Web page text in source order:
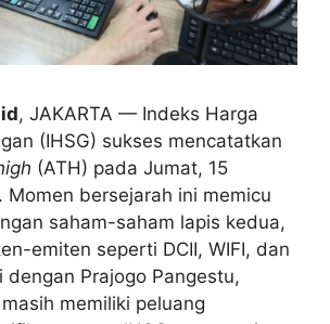
, JAKARTA — Indeks Harga
(IHSG) sukses mencatatkan
(ATH) pada Jumat, 15
Momen bersejarah ini memicu
saham-saham lapis kedua,
emiten seperti DCII, WIFI, dan
dengan Prajogo Pangestu,
memiliki peluang